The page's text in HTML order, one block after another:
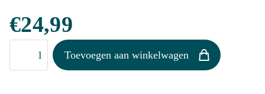
€24,99
Toevoegen aan winkelwagen